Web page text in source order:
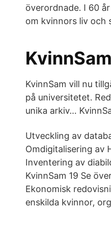
överordnade. I 60
om kvinnors liv och
KvinnSam vill nu
på universitetet.
unika arkiv…
Utveckling av
Omdigitalisering av
Inventering av
KvinnSam 19 Se
Ekonomisk
enskilda kvinnor,